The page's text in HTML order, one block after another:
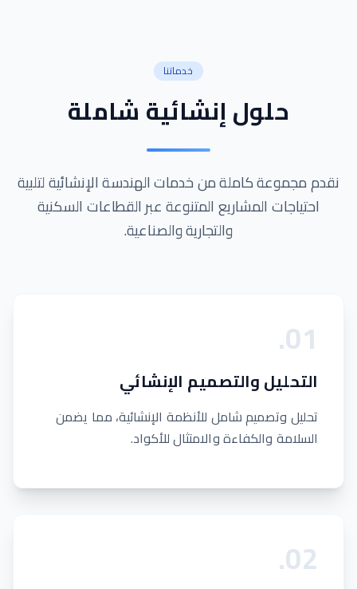
خدماتنا
حلول إنشائية شاملة
نقدم مجموعة كاملة من خدمات الهندسة الإنشائية لتلبية
احتياجات المشاريع المتنوعة عبر القطاعات السكنية
والتجارية والصناعية.
01
.
التحليل والتصميم الإنشائي
تحليل وتصميم شامل للأنظمة الإنشائية، مما يضمن
السلامة والكفاءة والامتثال للأكواد.
02
.